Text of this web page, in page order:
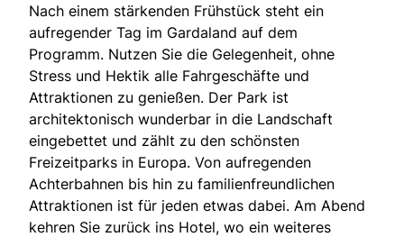
Nach einem stärkenden Frühstück steht ein
aufregender Tag im Gardaland auf dem
Programm. Nutzen Sie die Gelegenheit, ohne
Stress und Hektik alle Fahrgeschäfte und
Attraktionen zu genießen. Der Park ist
architektonisch wunderbar in die Landschaft
eingebettet und zählt zu den schönsten
Freizeitparks in Europa. Von aufregenden
Achterbahnen bis hin zu familienfreundlichen
Attraktionen ist für jeden etwas dabei. Am Abend
kehren Sie zurück ins Hotel, wo ein weiteres